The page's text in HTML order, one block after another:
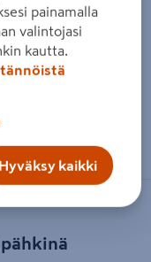
painamalla
valintojasi
kautta.
Hyväksy kaikki